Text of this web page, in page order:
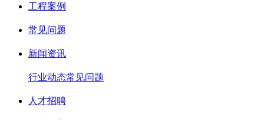
工程案例
常见问题
新闻资讯
行业动态常见问题
人才招聘